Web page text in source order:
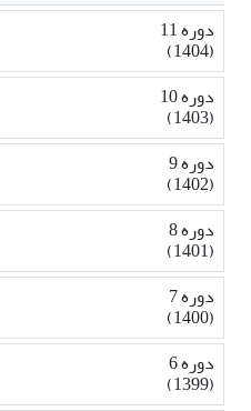
دوره 11
(1404)
دوره 10
(1403)
دوره 9
(1402)
دوره 8
(1401)
دوره 7
(1400)
دوره 6
(1399)